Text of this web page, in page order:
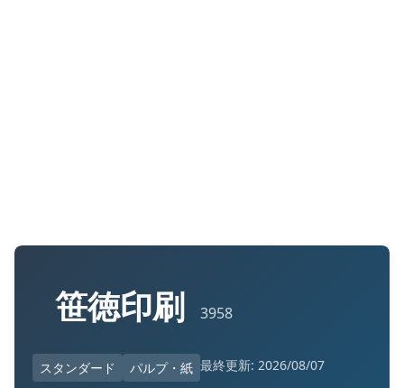
笹徳印刷 3958
スタンダード パルプ・紙 最終更新: 2026/08/07